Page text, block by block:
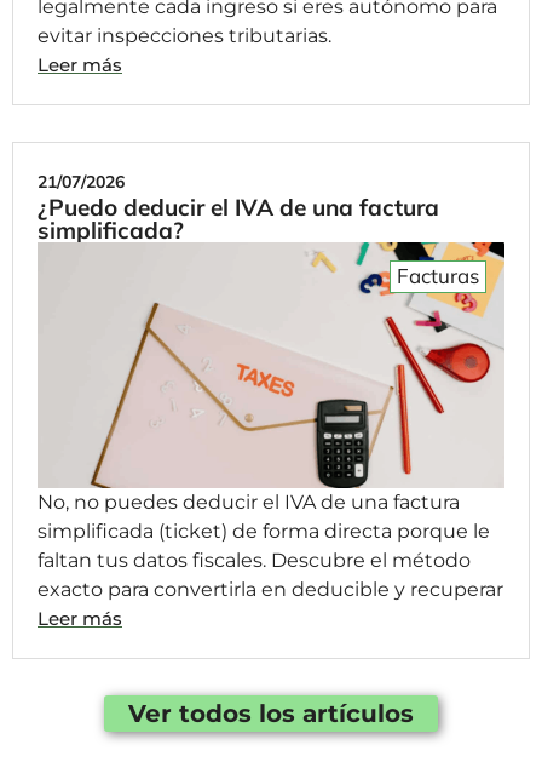
legalmente cada ingreso si eres autónomo para
evitar inspecciones tributarias.
Leer más
21/07/2026
¿Puedo deducir el IVA de una factura
simplificada?
No, no puedes deducir el IVA de una factura
simplificada (ticket) de forma directa porque le
faltan tus datos fiscales. Descubre el método
exacto para convertirla en deducible y recuperar
Leer más
Facturas
Ver todos los artículos